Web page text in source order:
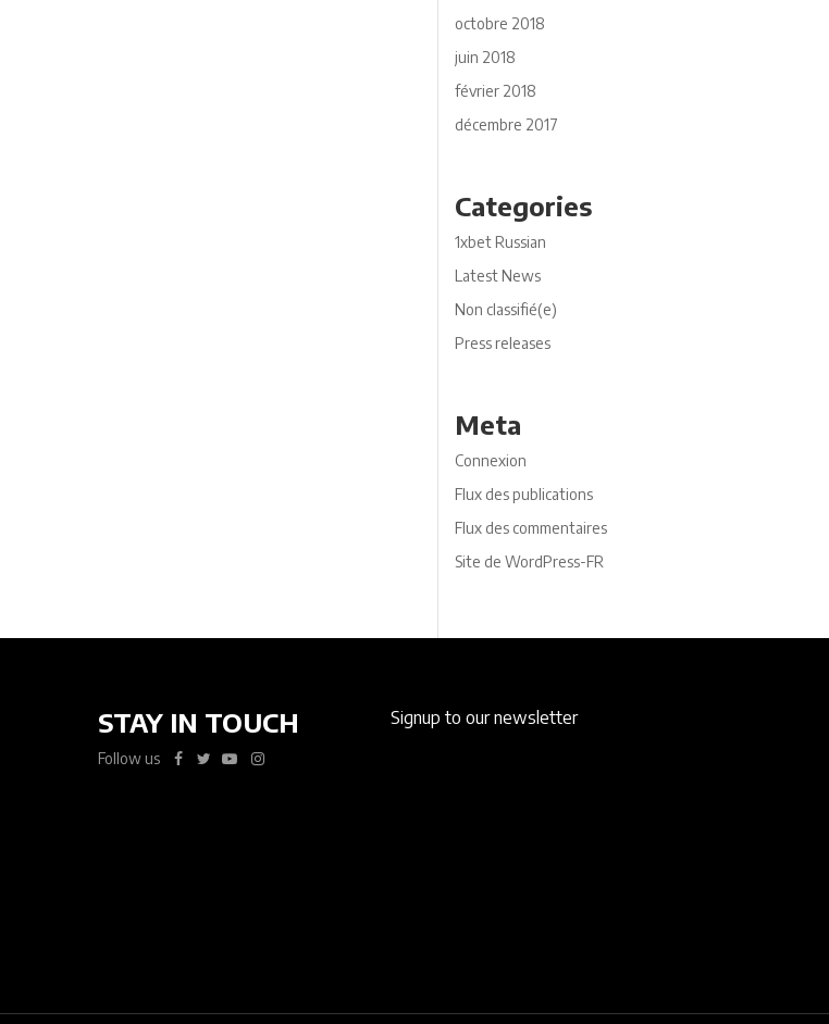
octobre 2018
juin 2018
février 2018
décembre 2017
Categories
1xbet Russian
Latest News
Non classifié(e)
Press releases
Meta
Connexion
Flux des publications
Flux des commentaires
Site de WordPress-FR
STAY IN TOUCH
Follow us
Signup to our newsletter